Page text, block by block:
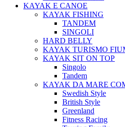
KAYAK E CANOE
KAYAK FISHING
TANDEM
SINGOLI
HARD BELLY
KAYAK TURISMO
KAYAK SIT ON TOP
Singolo
Tandem
KAYAK DA MARE
Swedish Style
British Style
Greenland
Fitness Racing